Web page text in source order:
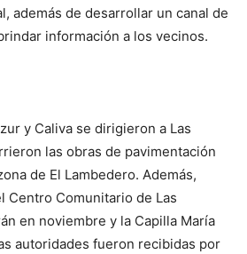
además de desarrollar un canal de
información a los vecinos.
y Caliva se dirigieron a Las
las obras de pavimentación
de El Lambedero. Además,
Centro Comunitario de Las
en noviembre y la Capilla María
autoridades fueron recibidas por